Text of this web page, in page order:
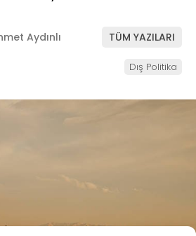
Aydınlı TÜM YAZILARI
Dış Politika